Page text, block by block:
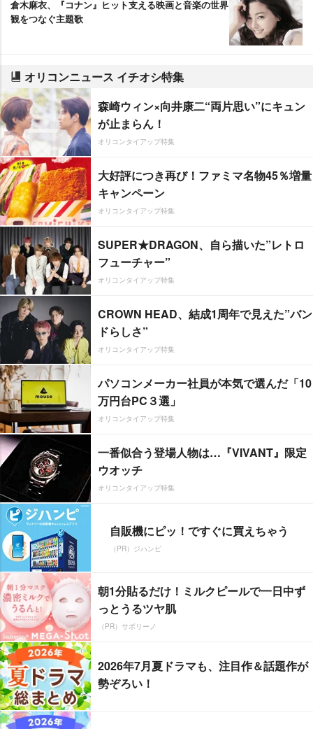
倉木麻衣、『コナン』ヒット支える映画と音楽の世界
観をつなぐ主題歌
オリコンニュース イチオシ特集
森崎ウィン×向井康二“両片思い”にキュン
が止まらん！
オリコンタイアップ特集
大好評につき再び！ファミマ名物45％増量
キャンペーン
オリコンタイアップ特集
SUPER★DRAGON、自ら描いた”レトロ
フューチャー”
オリコンタイアップ特集
CROWN HEAD、結成1周年で見えた”バン
ドらしさ”
オリコンタイアップ特集
パソコンメーカー社員が本気で選んだ「10
万円台PC３選」
オリコンタイアップ特集
一番似合う登場人物は…『VIVANT』限定
ウオッチ
オリコンタイアップ特集
自販機にピッ！ですぐに買えちゃう
（PR）ジハンピ
朝1分貼るだけ！ミルクピールで一日中ず
っとうるツヤ肌
（PR）サボリーノ
2026年7月夏ドラマも、注目作＆話題作が
勢ぞろい！